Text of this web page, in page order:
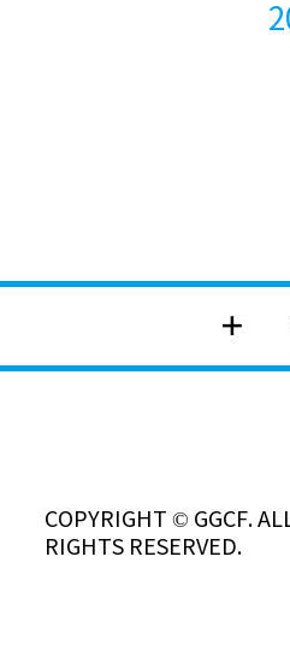
COPYRIGHT © GGCF.
RIGHTS RESERVED.